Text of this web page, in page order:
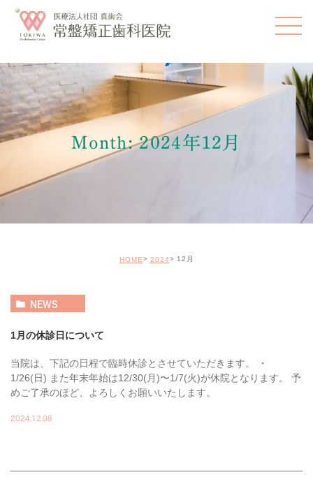
Month: 2024年12月
HOME 2024 12月
NEWS
1月の休診日について
当院は、下記の日程で臨時休診とさせていただきます。 ・
1/26(日) また年末年始は12/30(月)〜1/7(火)が休院となります。 予
めご了承のほど、よろしくお願いいたします。
2024.12.08